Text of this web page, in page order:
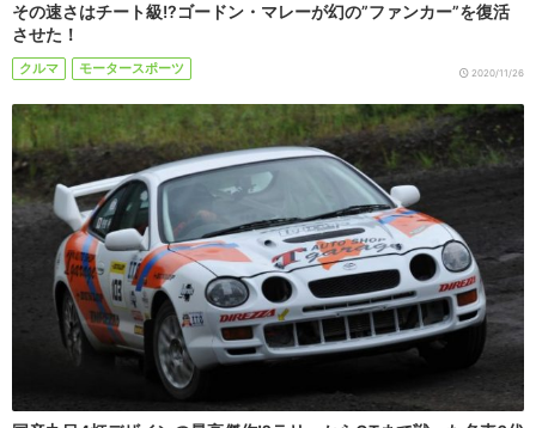
その速さはチート級!?ゴードン・マレーが幻の”ファンカー”を復活
させた！
クルマ モータースポーツ 2020/11/26